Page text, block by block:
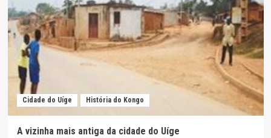
redistribui
autocarros
apreendidos
pela
Cidade do Uíge História do Kongo
A vizinha mais antiga da cidade do Uíge